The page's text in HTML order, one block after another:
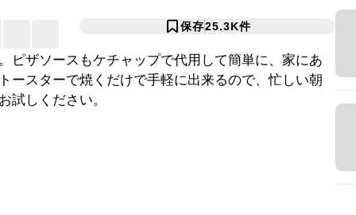
保存25.3K件
ピザソースもケチャップで代用して簡単に、家にあ
ースターで焼くだけで手軽に出来るので、忙しい朝
試しください。